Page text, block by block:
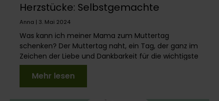
Herzstücke: Selbstgemachte
Erinnerungen zum Muttertag
Anna | 3. Mai 2024
Was kann ich meiner Mama zum Muttertag
schenken? Der Muttertag naht, ein Tag, der ganz im
Zeichen der Liebe und Dankbarkeit für die wichtigste
Frau in...
Mehr lesen